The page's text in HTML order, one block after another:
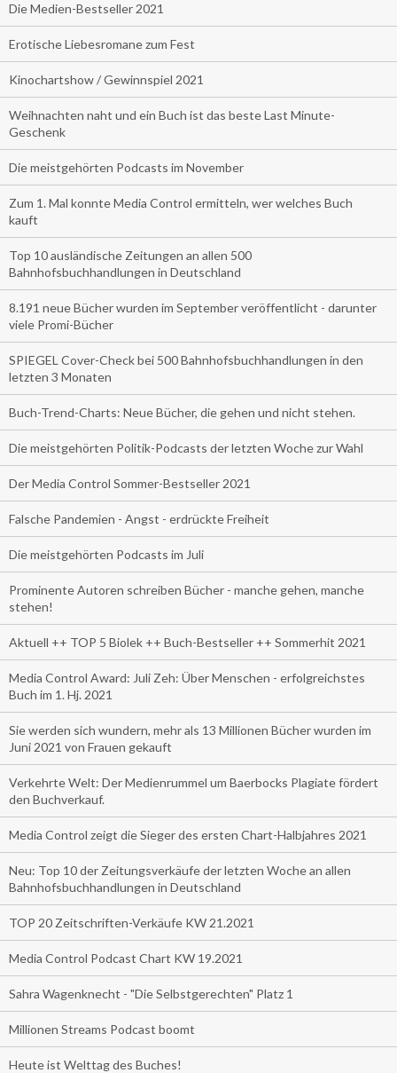
Die Medien-Bestseller 2021
Erotische Liebesromane zum Fest
Kinochartshow / Gewinnspiel 2021
Weihnachten naht und ein Buch ist das beste Last Minute-
Geschenk
Die meistgehörten Podcasts im November
Zum 1. Mal konnte Media Control ermitteln, wer welches Buch
kauft
Top 10 ausländische Zeitungen an allen 500
Bahnhofsbuchhandlungen in Deutschland
8.191 neue Bücher wurden im September veröffentlicht - darunter
viele Promi-Bücher
SPIEGEL Cover-Check bei 500 Bahnhofsbuchhandlungen in den
letzten 3 Monaten
Buch-Trend-Charts: Neue Bücher, die gehen und nicht stehen.
Die meistgehörten Politik-Podcasts der letzten Woche zur Wahl
Der Media Control Sommer-Bestseller 2021
Falsche Pandemien - Angst - erdrückte Freiheit
Die meistgehörten Podcasts im Juli
Prominente Autoren schreiben Bücher - manche gehen, manche
stehen!
Aktuell ++ TOP 5 Biolek ++ Buch-Bestseller ++ Sommerhit 2021
Media Control Award: Juli Zeh: Über Menschen - erfolgreichstes
Buch im 1. Hj. 2021
Sie werden sich wundern, mehr als 13 Millionen Bücher wurden im
Juni 2021 von Frauen gekauft
Verkehrte Welt: Der Medienrummel um Baerbocks Plagiate fördert
den Buchverkauf.
Media Control zeigt die Sieger des ersten Chart-Halbjahres 2021
Neu: Top 10 der Zeitungsverkäufe der letzten Woche an allen
Bahnhofsbuchhandlungen in Deutschland
TOP 20 Zeitschriften-Verkäufe KW 21.2021
Media Control Podcast Chart KW 19.2021
Sahra Wagenknecht - "Die Selbstgerechten" Platz 1
Millionen Streams Podcast boomt
Heute ist Welttag des Buches!